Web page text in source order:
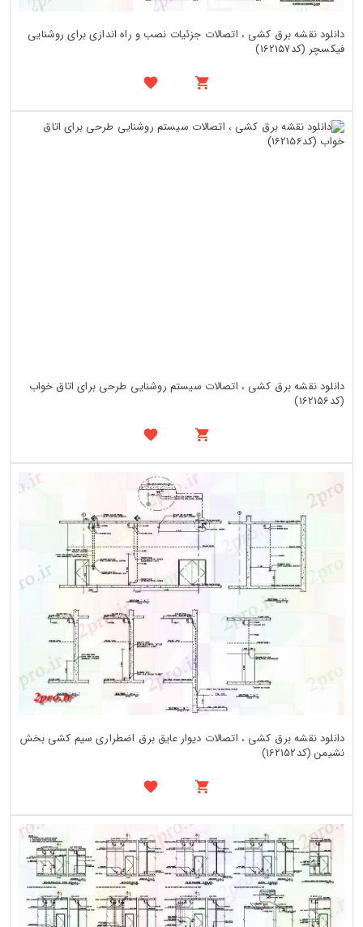
دانلود نقشه برق کشی ، اتصالات جزئیات نصب و راه اندازی برای روشنایی
فیکسچر (کد162157)
دانلود نقشه برق کشی ، اتصالات سیستم روشنایی طرحی برای اتاق خواب
(کد162156)
دانلود نقشه برق کشی ، اتصالات دیوار عایق برق اضطراری سیم کشی بخش
نشیمن (کد162152)